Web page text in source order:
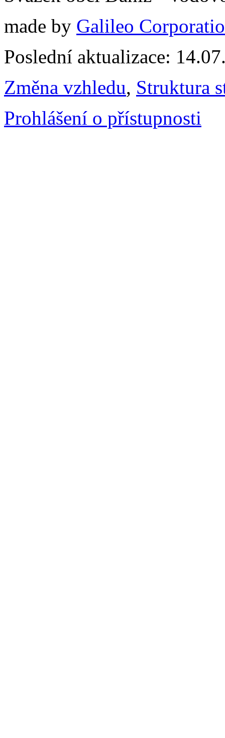
made by Galileo
Poslední aktualizace:
Změna vzhledu, Struktura
Prohlášení o přístupnosti